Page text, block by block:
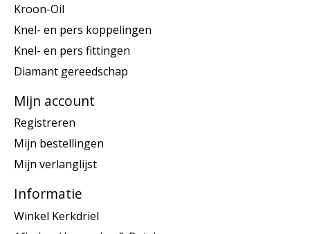
Kroon-Oil
Knel- en pers koppelingen
Knel- en pers fittingen
Diamant gereedschap
Mijn account
Registreren
Mijn bestellingen
Mijn verlanglijst
Informatie
Winkel Kerkdriel